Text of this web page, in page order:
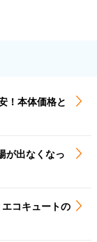
！本体価格と
が出なくなっ
コキュートの